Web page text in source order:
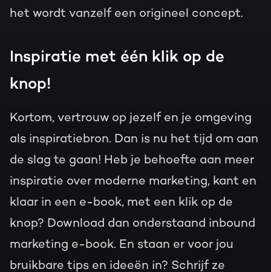
het wordt vanzelf een origineel concept.
Inspiratie met één klik op de
knop!
Kortom, vertrouw op jezelf en je omgeving
als inspiratiebron. Dan is nu het tijd om aan
de slag te gaan! Heb je behoefte aan meer
inspiratie over moderne marketing, kant en
klaar in een e-book, met een klik op de
knop? Download dan onderstaand inbound
marketing e-book. En staan er voor jou
bruikbare tips en ideeën in? Schrijf ze